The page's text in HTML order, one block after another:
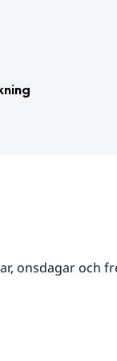
onsdagar och